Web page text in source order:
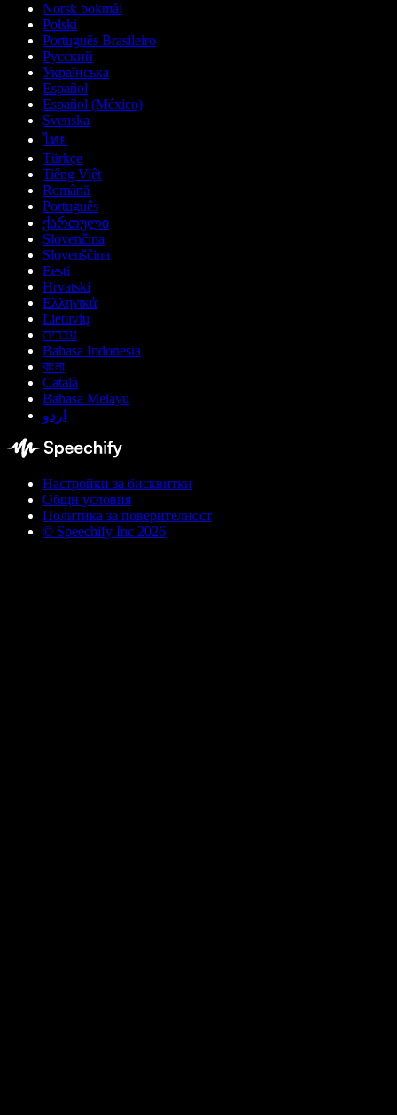
Norsk bokmål
Polski
Português Brasileiro
Русский
Українська
Español
Español (México)
Svenska
ไทย
Türkçe
Tiếng Việt
Română
Português
ქართული
Slovenčina
Slovenščina
Eesti
Hrvatski
Ελληνικά
Lietuvių
עברית
Bahasa Indonesia
বাংলা
Català
Bahasa Melayu
اردو
Настройки за бисквитки
Общи условия
Политика за поверителност
© Speechify Inc 2026